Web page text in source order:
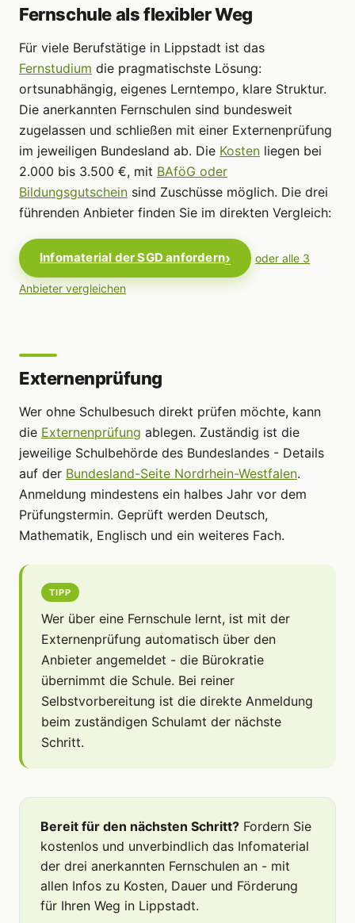
Fernschule als flexibler Weg
Für viele Berufstätige in Lippstadt ist das
Fernstudium die pragmatischste Lösung:
ortsunabhängig, eigenes Lerntempo, klare Struktur.
Die anerkannten Fernschulen sind bundesweit
zugelassen und schließen mit einer Externenprüfung
im jeweiligen Bundesland ab. Die Kosten liegen bei
2.000 bis 3.500 €, mit BAföG oder
Bildungsgutschein sind Zuschüsse möglich. Die drei
führenden Anbieter finden Sie im direkten Vergleich:
Infomaterial der SGD anfordern oder alle 3
Anbieter vergleichen
Externenprüfung
Wer ohne Schulbesuch direkt prüfen möchte, kann
die Externenprüfung ablegen. Zuständig ist die
jeweilige Schulbehörde des Bundeslandes - Details
auf der Bundesland-Seite Nordrhein-Westfalen.
Anmeldung mindestens ein halbes Jahr vor dem
Prüfungstermin. Geprüft werden Deutsch,
Mathematik, Englisch und ein weiteres Fach.
TIPP
Wer über eine Fernschule lernt, ist mit der
Externenprüfung automatisch über den
Anbieter angemeldet - die Bürokratie
übernimmt die Schule. Bei reiner
Selbstvorbereitung ist die direkte Anmeldung
beim zuständigen Schulamt der nächste
Schritt.
Bereit für den nächsten Schritt? Fordern Sie
kostenlos und unverbindlich das Infomaterial
der drei anerkannten Fernschulen an - mit
allen Infos zu Kosten, Dauer und Förderung
für Ihren Weg in Lippstadt.